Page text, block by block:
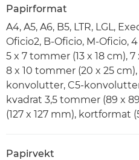
Papirformat
A4, A5, A6, B5, LTR, LGL,
Oficio2, B-Oficio, M-Oficio,
5 x 7 tommer (13 x 18 cm),
8 x 10 tommer (20 x 25
konvolutter, C5-
kvadrat 3,5 tommer (89 x
(127 x 127 mm), kortformat
Papirvekt